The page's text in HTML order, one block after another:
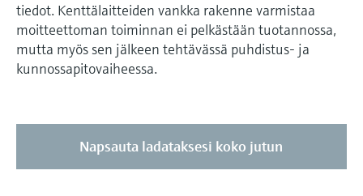
tiedot. Kenttälaitteiden vankka rakenne varmistaa
moitteettoman toiminnan ei pelkästään tuotannossa,
mutta myös sen jälkeen tehtävässä puhdistus- ja
kunnossapitovaiheessa.
Napsauta ladataksesi koko jutun